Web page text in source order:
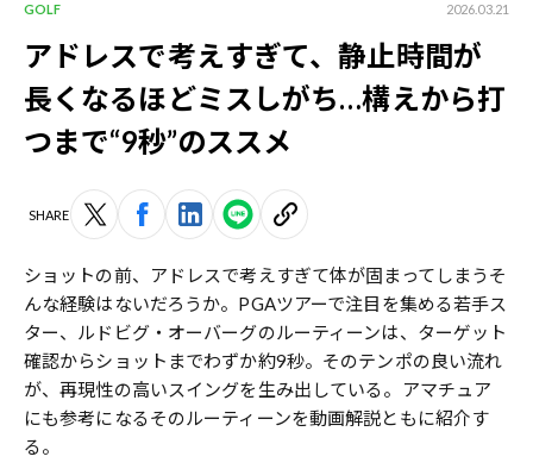
GOLF 2026.03.21
アドレスで考えすぎて、静止時間が
長くなるほどミスしがち…構えから打
つまで“9秒”のススメ
SHARE
ショットの前、アドレスで考えすぎて体が固まってしまう――そ
んな経験はないだろうか。PGAツアーで注目を集める若手ス
ター、ルドビグ・オーバーグのルーティーンは、ターゲット
確認からショットまでわずか約9秒。そのテンポの良い流れ
が、再現性の高いスイングを生み出している。アマチュア
にも参考になるそのルーティーンを動画解説ともに紹介す
る。